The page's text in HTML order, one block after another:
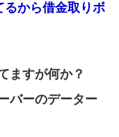
るから借金取りボ
ますが何か？
バーのデーター